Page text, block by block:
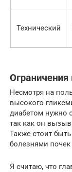
Технический
Ограничения
Несмотря на
высокого
диабетом нужно
так как он
Также стоит
болезнями
Я считаю, что